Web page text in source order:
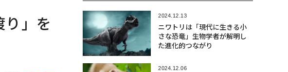
」を
2024.12.13
ニワトリは「現代に生きる小
さな恐竜」生物学者が解明し
た進化的つながり
2024.12.06